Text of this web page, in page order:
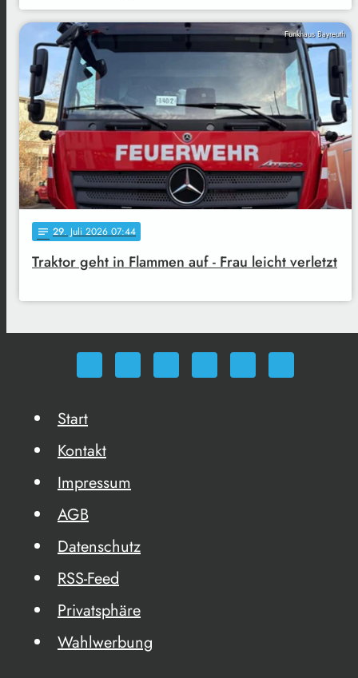
Funkhaus Bayreuth
notes 29. Juli 2026 07:44
Traktor geht in Flammen auf - Frau leicht verletzt
Start
Kontakt
Impressum
AGB
Datenschutz
RSS-Feed
Privatsphäre
Wahlwerbung